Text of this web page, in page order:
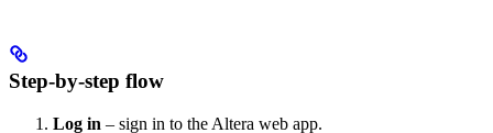
Step-by-step flow
Log in – sign in to the Altera web app.